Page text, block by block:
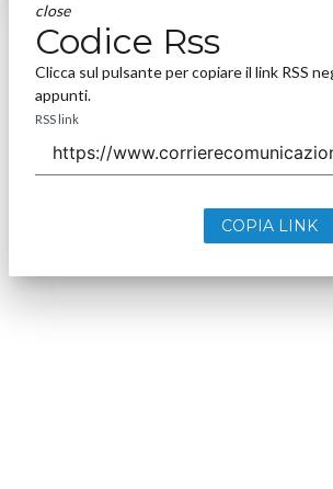
close
Codice Rss
Clicca sul pulsante per copiare il link RSS
appunti.
RSS link
COPIA LINK